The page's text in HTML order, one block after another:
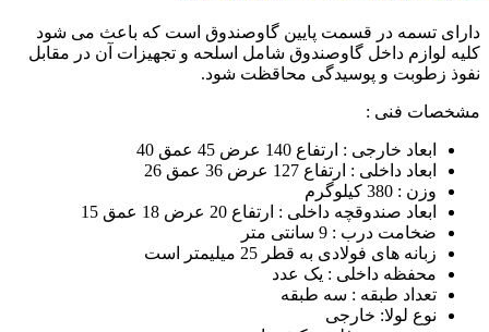
دارای تسمه در قسمت پایین گاوصندوق است که باعث می شود
کلیه لوازم داخل گاوصندوق شامل اسلحه و تجهیزات آن در مقابل
نفوذ زطوبت و پوسیدگی محاقظت شود.
مشخصات فنی :
ابعاد خارجی : ارتفاع 140 عرض 45 عمق 40
ابعاد داخلی : ارتفاع 127 عرض 36 عمق 26
وزن : 380 کیلوگرم
ابعاد صندوقچه داخلی : ارتفاع 20 عرض 18 عمق 15
ضخامت درب : 9 سانتی متر
زبانه های فولادی به قطر 25 میلیمتر است
محفظه داخلی : یک عدد
تعداد طبقه : سه طبقه
نوع لولا: خارجی